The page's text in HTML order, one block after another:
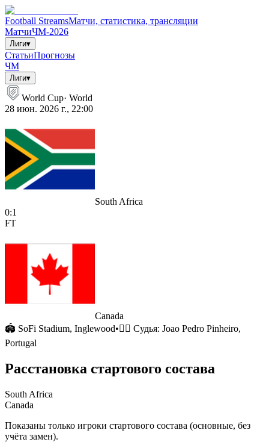
Football StreamsМатчи, статистика, трансляции
МатчиЧМ-2026
Лиги▾
СтатьиПрогнозы
ЧМ
Лиги▾
World Cup· World
28 июн. 2026 г., 22:00
South Africa
0:1
FT
Canada
🏟 SoFi Stadium, Inglewood•🧑‍⚖️ Судья: Joao Pedro Pinheiro,
Portugal
Расстановка стартового состава
South Africa
Canada
Показаны только игроки стартового состава (основные, без
учёта замен).